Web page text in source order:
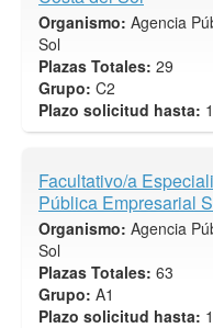
Organismo: Agencia
Sol
Plazas Totales: 29
Grupo: C2
Plazo solicitud hasta:
Facultativo/a
Pública Empresarial
Organismo: Agencia
Sol
Plazas Totales: 63
Grupo: A1
Plazo solicitud hasta: